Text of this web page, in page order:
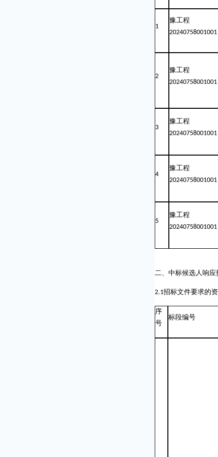
1
豫工程
20240758001001
2
豫工程
20240758001001
3
豫工程
20240758001001
4
豫工程
20240758001001
5
豫工程
20240758001001
二、中标候选人响
2.1招标文件要求的
序
号
标段编号